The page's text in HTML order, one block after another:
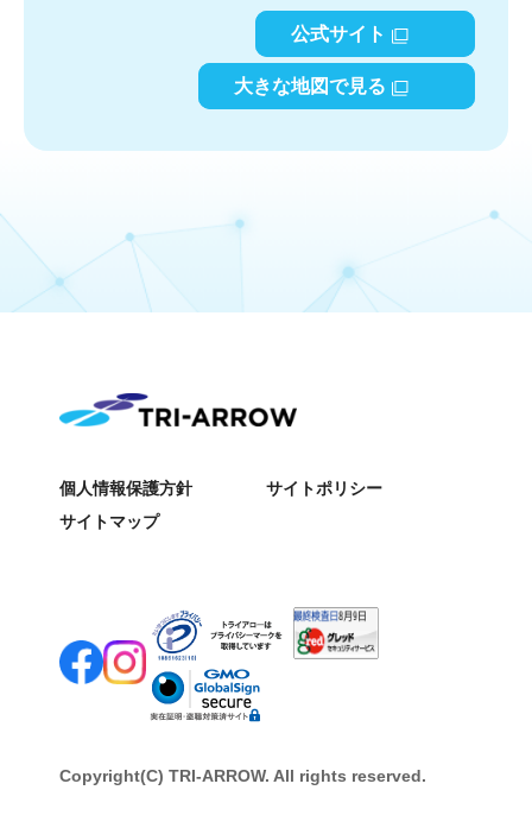
公式サイト
大きな地図で見る
個人情報保護方針
サイトポリシー
サイトマップ
Copyright(C) TRI-ARROW. All rights reserved.